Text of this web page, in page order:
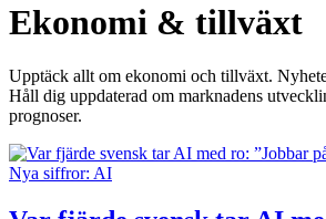
Ekonomi & tillväxt
Upptäck allt om ekonomi och tillväxt.
Håll dig uppdaterad om marknadens
prognoser.
Nya siffror: AI